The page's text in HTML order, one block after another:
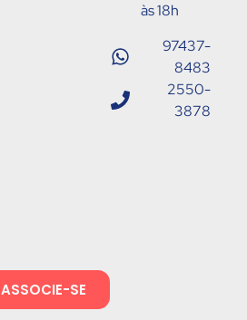
às 18h
97437-
8483
2550-
3878
ASSOCIE-SE